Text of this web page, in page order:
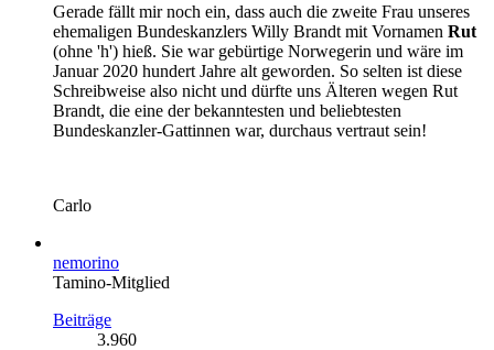
Gerade fällt mir noch ein, dass auch die zweite Frau unseres
ehemaligen Bundeskanzlers Willy Brandt mit Vornamen Rut
(ohne 'h') hieß. Sie war gebürtige Norwegerin und wäre im
Januar 2020 hundert Jahre alt geworden. So selten ist diese
Schreibweise also nicht und dürfte uns Älteren wegen Rut
Brandt, die eine der bekanntesten und beliebtesten
Bundeskanzler-Gattinnen war, durchaus vertraut sein!
Carlo
nemorino
Tamino-Mitglied
Beiträge
3.960